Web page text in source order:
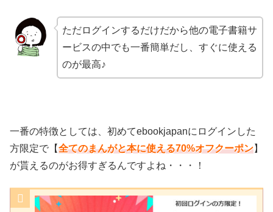
ただログインするだけだから他の電子書籍サ
ービスの中でも一番簡単だし、すぐに使える
のが最高♪
一番の特徴としては、初めてebookjapanにログインした
方限定で【全てのまんがと本に使える70%オフクーポン】
が貰えるのがお得すぎるんですよね・・・！